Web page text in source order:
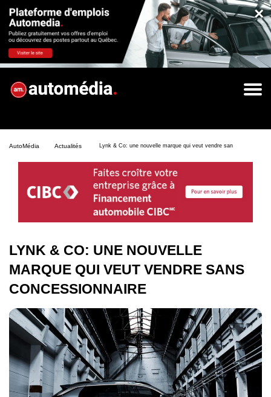
×
AutoMédia Actualités Lynk & Co: une nouvelle marque qui veut vendre sans
LYNK & CO: UNE NOUVELLE
MARQUE QUI VEUT VENDRE SANS
CONCESSIONNAIRE